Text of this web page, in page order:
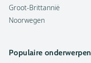
Groot-Brittannië
Noorwegen
Populaire onderwerpen